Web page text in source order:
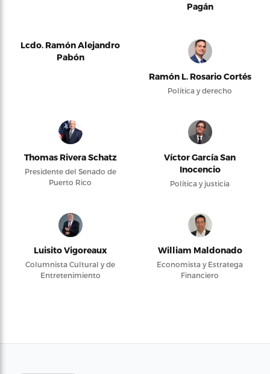
Pagán
Lcdo. Ramón Alejandro
Pabón
Ramón L. Rosario Cortés
Política y derecho
Thomas Rivera Schatz
Presidente del Senado de
Puerto Rico
Víctor García San
Inocencio
Política y justicia
Luisito Vigoreaux
Columnista Cultural y de
Entretenimiento
William Maldonado
Economista y Estratega
Financiero